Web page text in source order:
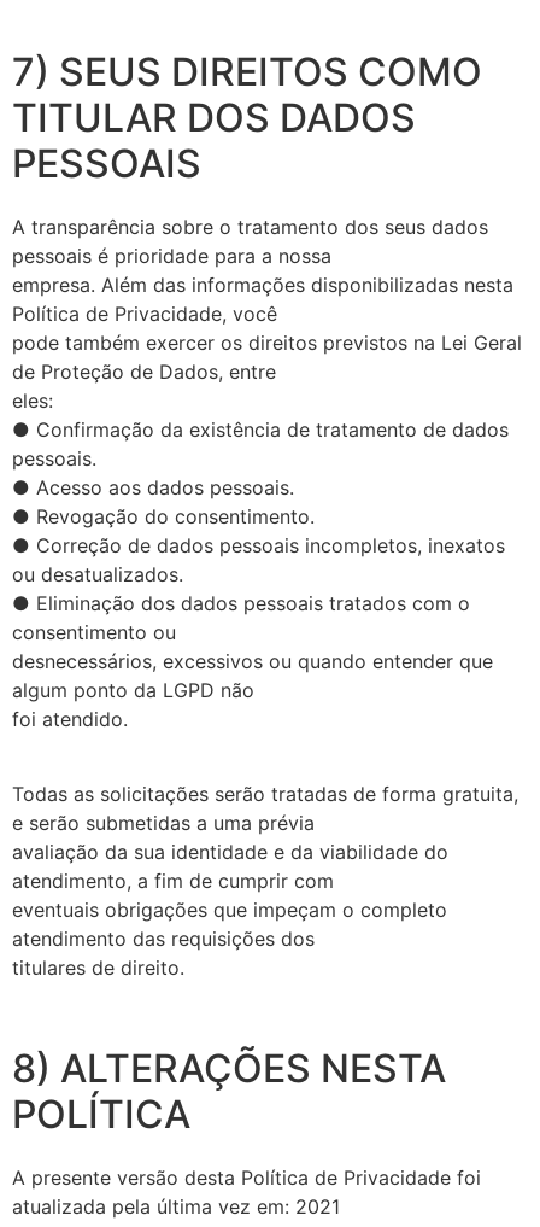
7) SEUS DIREITOS COMO
TITULAR DOS DADOS
PESSOAIS
A transparência sobre o tratamento dos seus dados
pessoais é prioridade para a nossa
empresa. Além das informações disponibilizadas nesta
Política de Privacidade, você
pode também exercer os direitos previstos na Lei Geral
de Proteção de Dados, entre
eles:
● Confirmação da existência de tratamento de dados
pessoais.
● Acesso aos dados pessoais.
● Revogação do consentimento.
● Correção de dados pessoais incompletos, inexatos
ou desatualizados.
● Eliminação dos dados pessoais tratados com o
consentimento ou
desnecessários, excessivos ou quando entender que
algum ponto da LGPD não
foi atendido.
Todas as solicitações serão tratadas de forma gratuita,
e serão submetidas a uma prévia
avaliação da sua identidade e da viabilidade do
atendimento, a fim de cumprir com
eventuais obrigações que impeçam o completo
atendimento das requisições dos
titulares de direito.
8) ALTERAÇÕES NESTA
POLÍTICA
A presente versão desta Política de Privacidade foi
atualizada pela última vez em: 2021